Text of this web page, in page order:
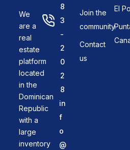
We
are a
real
estate
platform
located
in the
Dominican
Republic
with a
large
inventory
8
3
-
2
0
2
8
in
f
o
@
Join the
community
Contact
us
El